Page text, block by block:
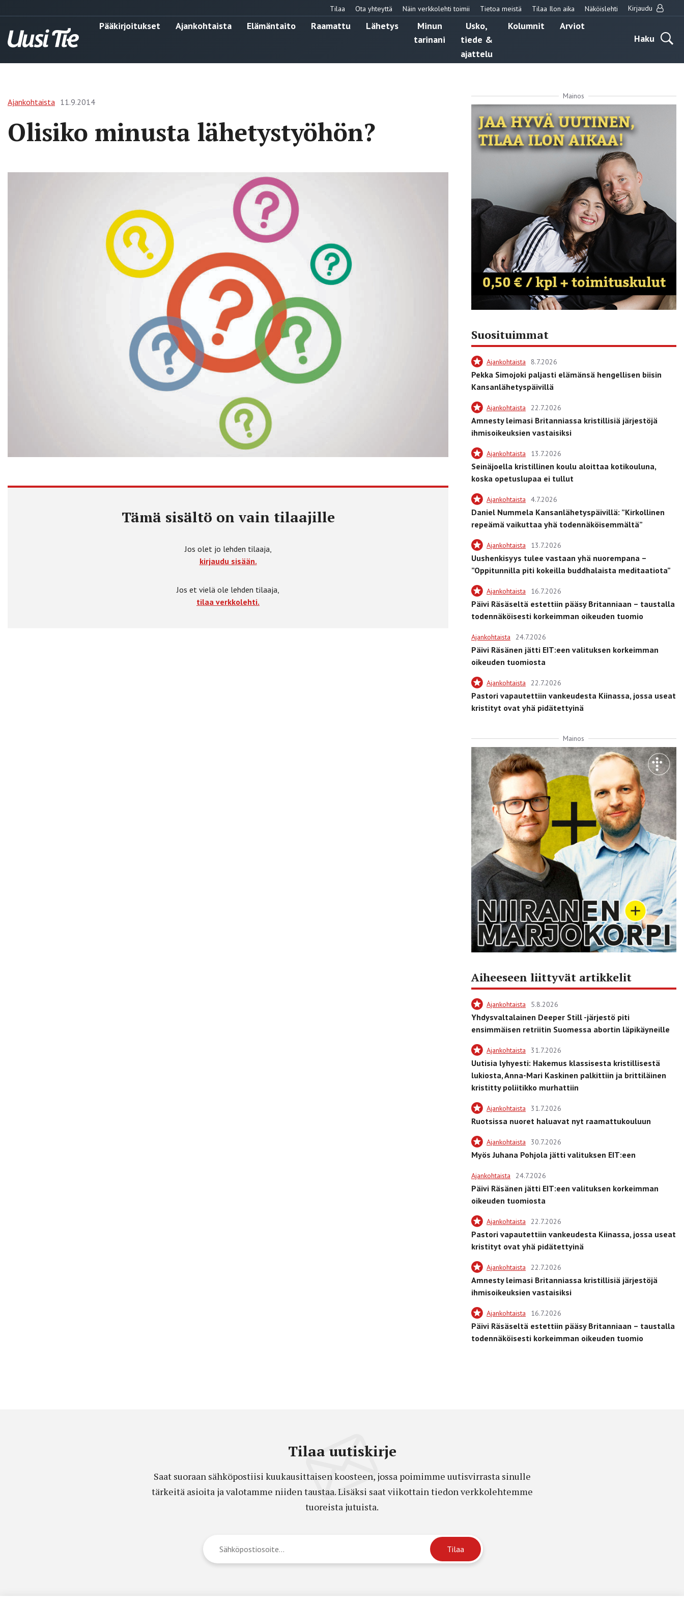
Tilaa Ota yhteyttä Näin verkkolehti toimii Tietoa meistä Tilaa Ilon aika Näköislehti Kirjaudu
Pääkirjoitukset Ajankohtaista Elämäntaito Raamattu Lähetys
Minun
tarinani
Usko,
tiede &
ajattelu
Kolumnit
Arviot
Haku
Ajankohtaista 11.9.2014
Olisiko minusta lähetystyöhön?
Tämä sisältö on vain tilaajille
Jos olet jo lehden tilaaja,
kirjaudu sisään.
Jos et vielä ole lehden tilaaja,
tilaa verkkolehti.
Mainos
Suosituimmat
Ajankohtaista 8.7.2026
Pekka Simojoki paljasti elämänsä hengellisen biisin
Kansanlähetyspäivillä
Ajankohtaista 22.7.2026
Amnesty leimasi Britanniassa kristillisiä järjestöjä
ihmisoikeuksien vastaisiksi
Ajankohtaista 13.7.2026
Seinäjoella kristillinen koulu aloittaa kotikouluna,
koska opetuslupaa ei tullut
Ajankohtaista 4.7.2026
Daniel Nummela Kansanlähetyspäivillä: ”Kirkollinen
repeämä vaikuttaa yhä todennäköisemmältä”
Ajankohtaista 13.7.2026
Uushenkisyys tulee vastaan yhä nuorempana –
”Oppitunnilla piti kokeilla buddhalaista meditaatiota”
Ajankohtaista 16.7.2026
Päivi Räsäseltä estettiin pääsy Britanniaan – taustalla
todennäköisesti korkeimman oikeuden tuomio
Ajankohtaista 24.7.2026
Päivi Räsänen jätti EIT:een valituksen korkeimman
oikeuden tuomiosta
Ajankohtaista 22.7.2026
Pastori vapautettiin vankeudesta Kiinassa, jossa useat
kristityt ovat yhä pidätettyinä
Mainos
Aiheeseen liittyvät artikkelit
Ajankohtaista 5.8.2026
Yhdysvaltalainen Deeper Still -järjestö piti
ensimmäisen retriitin Suomessa abortin läpikäyneille
Ajankohtaista 31.7.2026
Uutisia lyhyesti: Hakemus klassisesta kristillisestä
lukiosta, Anna-Mari Kaskinen palkittiin ja brittiläinen
kristitty poliitikko murhattiin
Ajankohtaista 31.7.2026
Ruotsissa nuoret haluavat nyt raamattukouluun
Ajankohtaista 30.7.2026
Myös Juhana Pohjola jätti valituksen EIT:een
Ajankohtaista 24.7.2026
Päivi Räsänen jätti EIT:een valituksen korkeimman
oikeuden tuomiosta
Ajankohtaista 22.7.2026
Pastori vapautettiin vankeudesta Kiinassa, jossa useat
kristityt ovat yhä pidätettyinä
Ajankohtaista 22.7.2026
Amnesty leimasi Britanniassa kristillisiä järjestöjä
ihmisoikeuksien vastaisiksi
Ajankohtaista 16.7.2026
Päivi Räsäseltä estettiin pääsy Britanniaan – taustalla
todennäköisesti korkeimman oikeuden tuomio
Tilaa uutiskirje
Saat suoraan sähköpostiisi kuukausittaisen koosteen, jossa poimimme uutisvirrasta sinulle
tärkeitä asioita ja valotamme niiden taustaa. Lisäksi saat viikottain tiedon verkkolehtemme
tuoreista jutuista.